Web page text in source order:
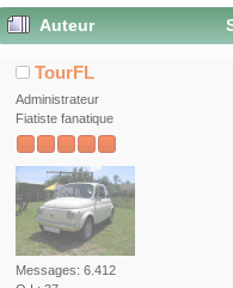
Auteur
TourFL
Administrateur
Fiatiste fanatique
Messages: 6.412